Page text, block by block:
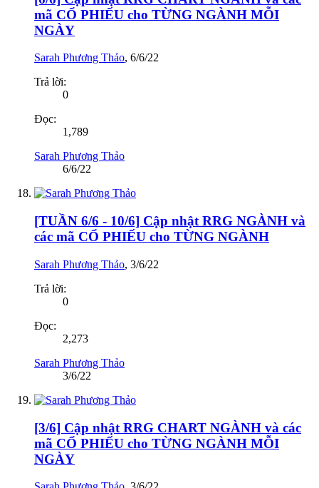
mã CỔ PHIẾU cho TỪNG NGÀNH MỖI
NGÀY
Sarah Phương Thảo, 6/6/22
Trả lời:
0
Đọc:
1,789
Sarah Phương Thảo
6/6/22
[TUẦN 6/6 - 10/6] Cập nhật RRG NGÀNH và
các mã CỔ PHIẾU cho TỪNG NGÀNH
Sarah Phương Thảo, 3/6/22
Trả lời:
0
Đọc:
2,273
Sarah Phương Thảo
3/6/22
[3/6] Cập nhật RRG CHART NGÀNH và các
mã CỔ PHIẾU cho TỪNG NGÀNH MỖI
NGÀY